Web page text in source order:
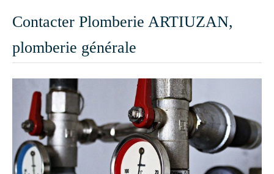
Contacter Plomberie ARTIUZAN,
plomberie générale